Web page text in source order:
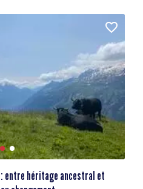
entre héritage ancestral et